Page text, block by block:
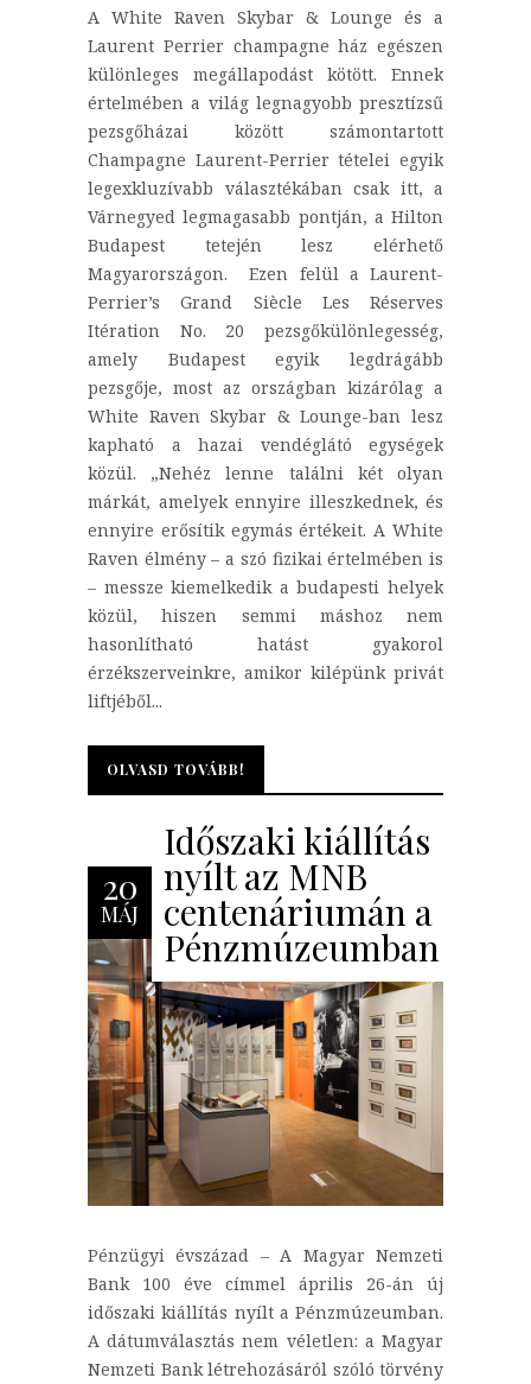
A White Raven Skybar & Lounge és a
Laurent Perrier champagne ház egészen
különleges megállapodást kötött. Ennek
értelmében a világ legnagyobb presztízsű
pezsgőházai között számontartott
Champagne Laurent-Perrier tételei egyik
legexkluzívabb választékában csak itt, a
Várnegyed legmagasabb pontján, a Hilton
Budapest tetején lesz elérhető
Magyarországon. Ezen felül a Laurent-
Perrier’s Grand Siècle Les Réserves
Itération No. 20 pezsgőkülönlegesség,
amely Budapest egyik legdrágább
pezsgője, most az országban kizárólag a
White Raven Skybar & Lounge-ban lesz
kapható a hazai vendéglátó egységek
közül. „Nehéz lenne találni két olyan
márkát, amelyek ennyire illeszkednek, és
ennyire erősítik egymás értékeit. A White
Raven élmény – a szó fizikai értelmében is
– messze kiemelkedik a budapesti helyek
közül, hiszen semmi máshoz nem
hasonlítható hatást gyakorol
érzékszerveinkre, amikor kilépünk privát
liftjéből...
OLVASD TOVÁBB!
OLVASD TOVÁBB!
20
MÁJ
Időszaki kiállítás
nyílt az MNB
centenáriumán a
Pénzmúzeumban
Pénzügyi évszázad – A Magyar Nemzeti
Bank 100 éve címmel április 26-án új
időszaki kiállítás nyílt a Pénzmúzeumban.
A dátumválasztás nem véletlen: a Magyar
Nemzeti Bank létrehozásáról szóló törvény